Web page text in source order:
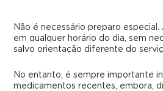
Não é necessário preparo
em qualquer horário do dia, sem
salvo orientação diferente do
No entanto, é sempre importante
medicamentos recentes, embora,